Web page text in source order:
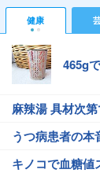
健康
465g
麻辣湯 具材次
うつ病患者の
キノコで血糖値